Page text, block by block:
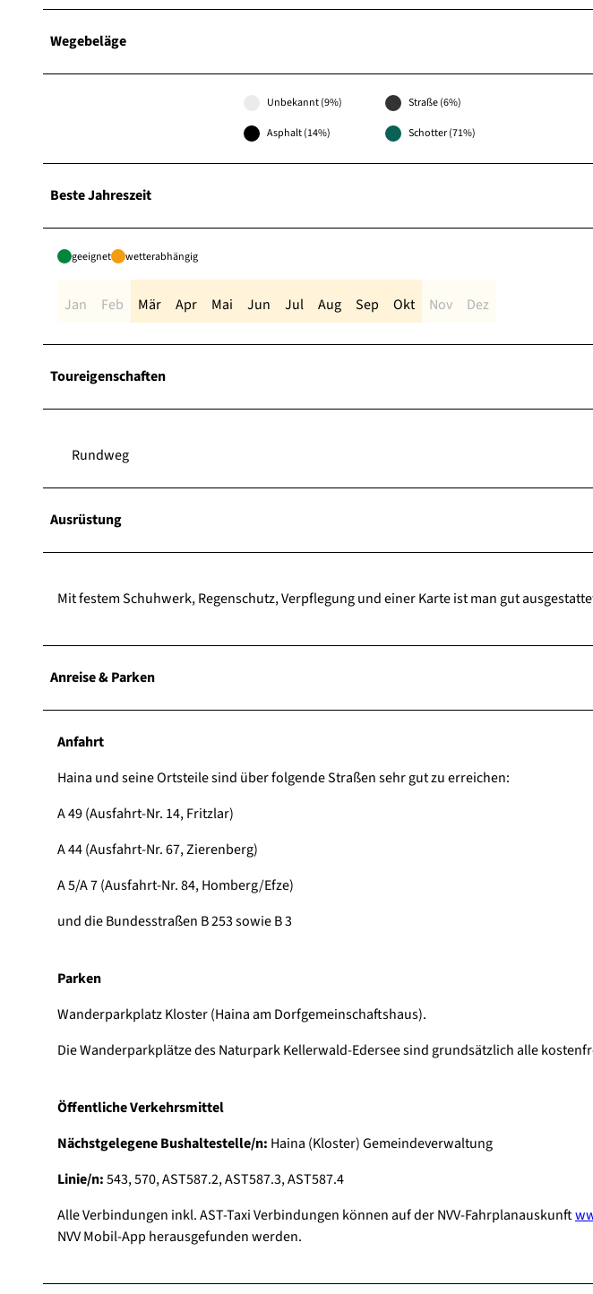
Wegebeläge
Unbekannt (9%) Straße (6%)
Asphalt (14%) Schotter (71%)
Beste Jahreszeit
geeignet wetterabhängig
Jan Feb Mär Apr Mai Jun Jul Aug Sep Okt Nov Dez
Toureigenschaften
Rundweg
Ausrüstung
Mit festem Schuhwerk, Regenschutz, Verpflegung und einer Karte ist man gut
Anreise & Parken
Anfahrt
Haina und seine Ortsteile sind über folgende Straßen sehr gut zu erreichen:
A 49 (Ausfahrt-Nr. 14, Fritzlar)
A 44 (Ausfahrt-Nr. 67, Zierenberg)
A 5/A 7 (Ausfahrt-Nr. 84, Homberg/Efze)
und die Bundesstraßen B 253 sowie B 3
Parken
Wanderparkplatz Kloster (Haina am Dorfgemeinschaftshaus).
Die Wanderparkplätze des Naturpark Kellerwald-Edersee sind grundsätzlich alle
Öffentliche Verkehrsmittel
Nächstgelegene Bushaltestelle/n: Haina (Kloster) Gemeindeverwaltung
Linie/n:543, 570, AST587.2, AST587.3, AST587.4
Alle Verbindungen inkl. AST-Taxi Verbindungen können auf der NVV-Fahrplanauskunft
NVV Mobil-App herausgefunden werden.